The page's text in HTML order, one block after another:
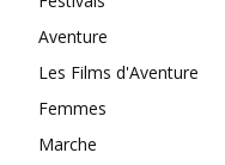
Aventure
Les Films d'Aventure
Femmes
Marche